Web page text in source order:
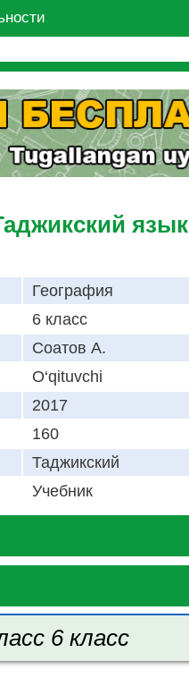
язык
География
6 класс
Соатов А.
O‘qituvchi
2017
160
Таджикский
Учебник
6 класс